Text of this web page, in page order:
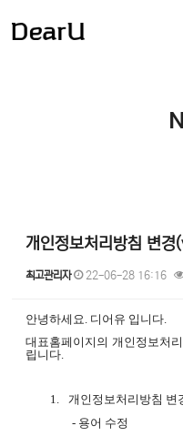
개인정보처리방침 변
최고관리자 22-06-28 16:16
본문
안녕하세요. 디어유 입니다.
대표홈페이지의 개인정보처
립니다
1.
개인정보처리방침 변
- 용어 수정